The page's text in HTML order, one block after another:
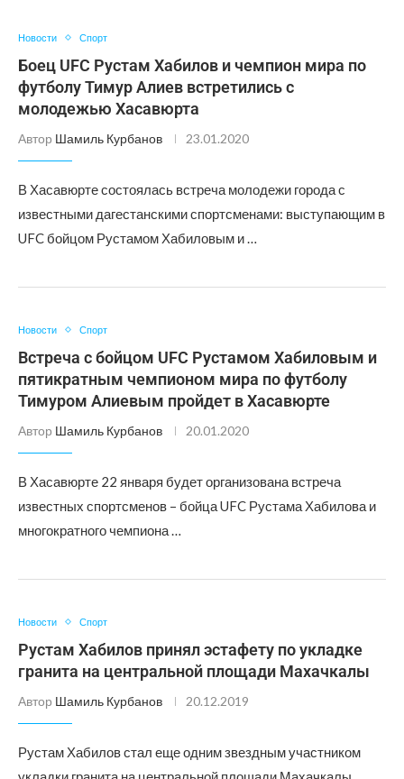
Новости Спорт
Боец UFC Рустам Хабилов и чемпион мира по
футболу Тимур Алиев встретились с
молодежью Хасавюрта
Автор Шамиль Курбанов 23.01.2020
В Хасавюрте состоялась встреча молодежи города с
известными дагестанскими спортсменами: выступающим в
UFC бойцом Рустамом Хабиловым и …
Новости Спорт
Встреча с бойцом UFC Рустамом Хабиловым и
пятикратным чемпионом мира по футболу
Тимуром Алиевым пройдет в Хасавюрте
Автор Шамиль Курбанов 20.01.2020
В Хасавюрте 22 января будет организована встреча
известных спортсменов – бойца UFC Рустама Хабилова и
многократного чемпиона …
Новости Спорт
Рустам Хабилов принял эстафету по укладке
гранита на центральной площади Махачкалы
Автор Шамиль Курбанов 20.12.2019
Рустам Хабилов стал еще одним звездным участником